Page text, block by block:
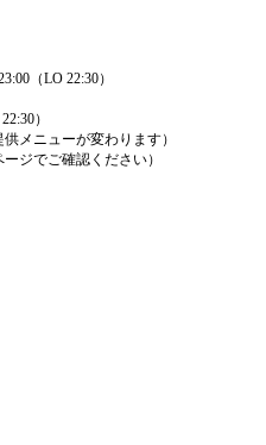
（LO 22:30）
）
メニューが変わります）
ジでご確認ください）